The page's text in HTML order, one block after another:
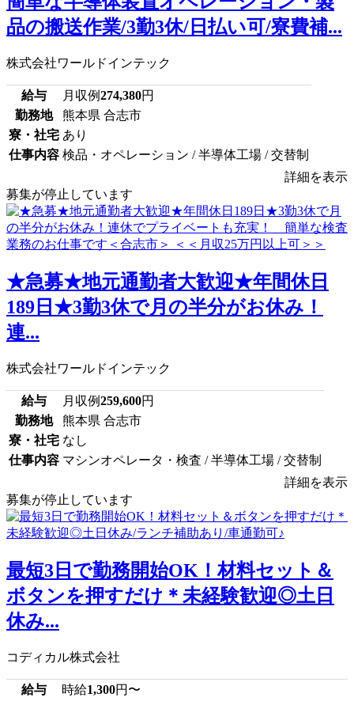
品の搬送作業/3勤3休/日払い可/寮費補...
株式会社ワールドインテック
給与 月収例274,380円
勤務地
熊本県 合志市
寮・社宅 あり
仕事内容 検品・オペレーション / 半導体工場 / 交替制
詳細を表示
募集が停止しています
★急募★地元通勤者大歓迎★年間休日
189日★3勤3休で月の半分がお休み！
連...
株式会社ワールドインテック
給与 月収例259,600円
勤務地
熊本県 合志市
寮・社宅 なし
仕事内容 マシンオペレータ・検査 / 半導体工場 / 交替制
詳細を表示
募集が停止しています
最短3日で勤務開始OK！材料セット＆
ボタンを押すだけ＊未経験歓迎◎土日
休み...
コディカル株式会社
給与 時給1,300円〜